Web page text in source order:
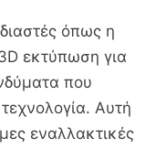
όπως η
εκτύπωση για
που
Αυτή
εναλλακτικές